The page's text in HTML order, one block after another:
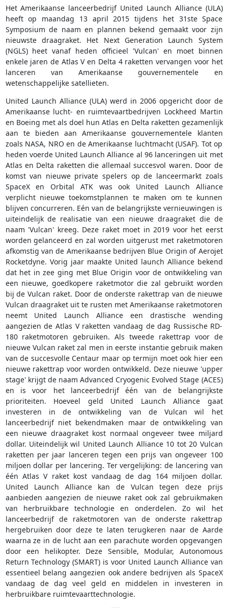
Het Amerikaanse lanceerbedrijf United Launch Alliance (ULA)
heeft op maandag 13 april 2015 tijdens het 31ste Space
Symposium de naam en plannen bekend gemaakt voor zijn
nieuwste draagraket. Het Next Generation Launch System
(NGLS) heet vanaf heden officieel 'Vulcan' en moet binnen
enkele jaren de Atlas V en Delta 4 raketten vervangen voor het
lanceren van Amerikaanse gouvernementele en
wetenschappelijke satellieten.
United Launch Alliance (ULA) werd in 2006 opgericht door de
Amerikaanse lucht- en ruimtevaartbedrijven Lockheed Martin
en Boeing met als doel hun Atlas en Delta raketten gezamenlijk
aan te bieden aan Amerikaanse gouvernementele klanten
zoals NASA, NRO en de Amerikaanse luchtmacht (USAF). Tot op
heden voerde United Launch Alliance al 96 lanceringen uit met
Atlas en Delta raketten die allemaal succesvol waren. Door de
komst van nieuwe private spelers op de lanceermarkt zoals
SpaceX en Orbital ATK was ook United Launch Alliance
verplicht nieuwe toekomstplannen te maken om te kunnen
blijven concurreren. Eén van de belangrijkste vernieuwingen is
uiteindelijk de realisatie van een nieuwe draagraket die de
naam 'Vulcan' kreeg. Deze raket moet in 2019 voor het eerst
worden gelanceerd en zal worden uitgerust met raketmotoren
afkomstig van de Amerikaanse bedrijven Blue Origin of Aerojet
Rocketdyne. Vorig jaar maakte United launch Alliance bekend
dat het in zee ging met Blue Origin voor de ontwikkeling van
een nieuwe, goedkopere raketmotor die zal gebruikt worden
bij de Vulcan raket. Door de onderste rakettrap van de nieuwe
Vulcan draagraket uit te rusten met Amerikaanse raketmotoren
neemt United Launch Alliance een drastische wending
aangezien de Atlas V raketten vandaag de dag Russische RD-
180 raketmotoren gebruiken. Als tweede rakettrap voor de
nieuwe Vulcan raket zal men in eerste instantie gebruik maken
van de succesvolle Centaur maar op termijn moet ook hier een
nieuwe rakettrap voor worden ontwikkeld. Deze nieuwe 'upper
stage' krijgt de naam Advanced Cryogenic Evolved Stage (ACES)
en is voor het lanceerbedrijf één van de belangrijkste
prioriteiten. Hoeveel geld United Launch Alliance gaat
investeren in de ontwikkeling van de Vulcan wil het
lanceerbedrijf niet bekendmaken maar de ontwikkeling van
een nieuwe draagraket kost normaal ongeveer twee miljard
dollar. Uiteindelijk wil United Launch Alliance 10 tot 20 Vulcan
raketten per jaar lanceren tegen een prijs van ongeveer 100
miljoen dollar per lancering. Ter vergelijking: de lancering van
één Atlas V raket kost vandaag de dag 164 miljoen dollar.
United Launch Alliance kan de Vulcan tegen deze prijs
aanbieden aangezien de nieuwe raket ook zal gebruikmaken
van herbruikbare technologie en onderdelen. Zo wil het
lanceerbedrijf de raketmotoren van de onderste rakettrap
hergebruiken door deze te laten terugkeren naar de Aarde
waarna ze in de lucht aan een parachute worden opgevangen
door een helikopter. Deze Sensible, Modular, Autonomous
Return Technology (SMART) is voor United Launch Alliance van
essentieel belang aangezien ook andere bedrijven als SpaceX
vandaag de dag veel geld en middelen in investeren in
herbruikbare ruimtevaarttechnologie.